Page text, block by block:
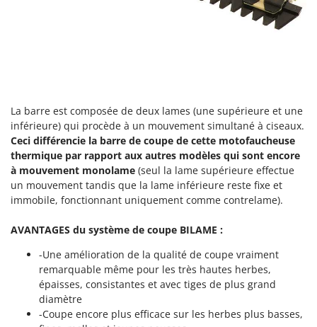
Treuils de débardage
Tronçonneuses
V
Vêtements de Sécurité
Vibroculteurs à tracteur
Lisam
Lotusgrill
M
M.A.I.BO.
Macom
MAMMAMIA
Marcato
Marina Systems
La barre est composée de deux lames (une supérieure et une
inférieure) qui procède à un mouvement simultané à ciseaux.
Ceci différencie la barre de coupe de cette motofaucheuse
thermique par rapport aux autres modèles qui sont encore
à mouvement monolame (seul la lame supérieure effectue
un mouvement tandis que la lame inférieure reste fixe et
immobile, fonctionnant uniquement comme contrelame).
AVANTAGES du système de coupe BILAME :
-Une amélioration de la qualité de coupe vraiment
remarquable même pour les très hautes herbes,
épaisses, consistantes et avec tiges de plus grand
diamètre
-Coupe encore plus efficace sur les herbes plus basses,